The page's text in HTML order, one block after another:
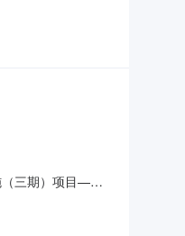
容及
（三期）项目—学